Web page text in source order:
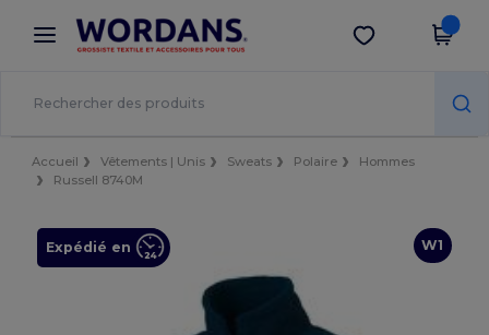
× Appli Wordans
Meilleurs prix sur l’app !
Obtenir l'appli
Accueil Vêtements | Unis Sweats Polaire
Hommes
Russell 8740M
W1
Expédié en